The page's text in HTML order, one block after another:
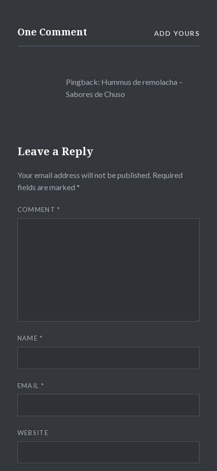
One Comment ADD YOURS
Pingback: Hummus de remolacha –
Sabores de Chuso
Leave a Reply
Your email address will not be published. Required
fields are marked *
COMMENT*
NAME*
EMAIL *
WEBSITE